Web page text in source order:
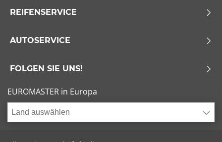
REIFENSERVICE
AUTOSERVICE
FOLGEN SIE UNS!
EUROMASTER in Europa
Land auswählen